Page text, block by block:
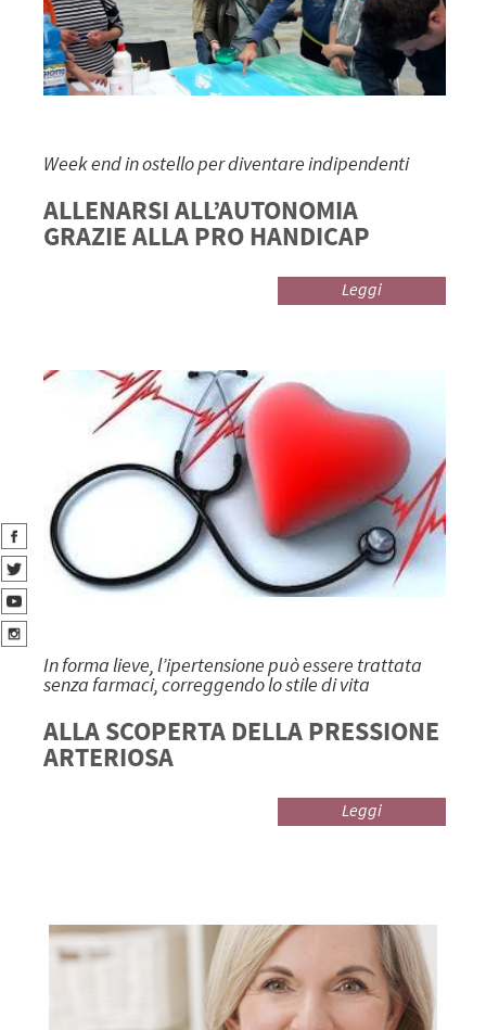
Week end in ostello per diventare indipendenti
ALLENARSI ALL’AUTONOMIA
GRAZIE ALLA PRO HANDICAP
Leggi
In forma lieve, l’ipertensione può essere trattata
senza farmaci, correggendo lo stile di vita
ALLA SCOPERTA DELLA PRESSIONE
ARTERIOSA
Leggi